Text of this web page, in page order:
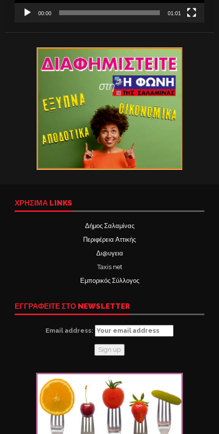
00:00 01:01
ΧΡΉΣΙΜΑ LINKS
Δήμος Σαλαμίνας
Περιφέρεια Αττικής
Δι@υγεια
Taxis net
Εμπορικός Σύλλογος
ΕΓΓΡΑΦΕΙΤΕ ΣΤΟ NEWSLETTER
Email address: